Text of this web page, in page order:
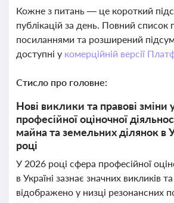
Кожне з питань — це короткий
публікацій за день. Повний
посиланнями та розширений
доступні у комерційній версії
Стисло про головне:
Нові виклики та правові зміни
професійної оціночної
майна та земельних ділянок в
році
У 2026 році сфера професійної
в Україні зазнає значних викликів
відображено у низці резонансних